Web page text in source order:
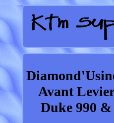
Avant
Duke 990 &